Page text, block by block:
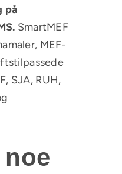
på
SmartMEF
MEF-
SJA, RUH,